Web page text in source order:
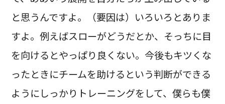
と思うんですよ。（要因は）いろいろとありま
すよ。例えばスローがどうだとか、そっちに目
を向けるとやっぱり良くない。今後もキツくな
ったときにチームを助けるという判断ができる
ようにしっかりトレーニングをして、僕らも僕